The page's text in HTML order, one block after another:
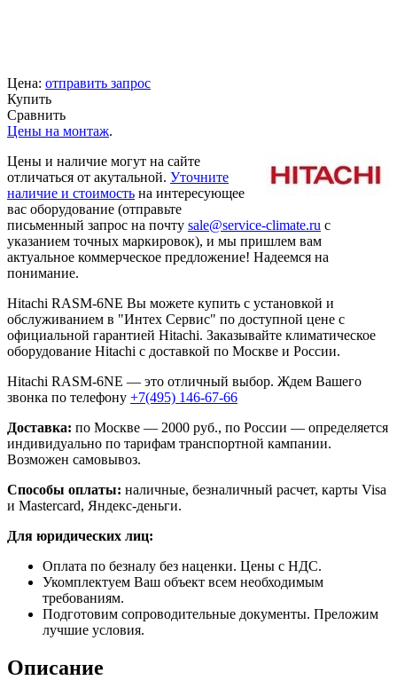
Цена: отправить запрос
Купить
Сравнить
Цены на монтаж.
Цены и наличие могут на сайте
отличаться от акутальной. Уточните
наличие и стоимость на интересующее
вас оборудование (отправьте
письменный запрос на почту sale@service-climate.ru с
указанием точных маркировок), и мы пришлем вам
актуальное коммерческое предложение! Надеемся на
понимание.
Hitachi RASM-6NE Вы можете купить с установкой и
обслуживанием в "Интех Сервис" по доступной цене с
официальной гарантией Hitachi. Заказывайте климатическое
оборудование Hitachi с доставкой по Москве и России.
Hitachi RASM-6NE — это отличный выбор. Ждем Вашего
звонка по телефону +7(495) 146-67-66
Доставка: по Москве — 2000 руб., по России — определяется
индивидуально по тарифам транспортной кампании.
Возможен самовывоз.
Способы оплаты: наличные, безналичный расчет, карты Visa
и Mastercard, Яндекс-деньги.
Для юридических лиц:
Оплата по безналу без наценки. Цены с НДС.
Укомплектуем Ваш объект всем необходимым
требованиям.
Подготовим сопроводительные документы. Преложим
лучшие условия.
Описание